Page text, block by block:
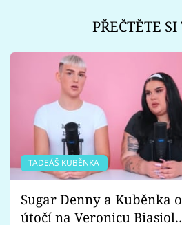
PŘEČTĚTE
TADEÁŠ KUBĚNKA
Sugar Denny a Kuběnka
útočí na Veronicu Biasiol.